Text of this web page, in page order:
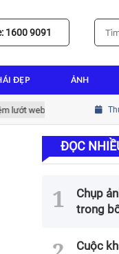
1600 9091
ĐẸP ẢNH
web tốt nhất
ĐỌC
Chụp
trong
Cuộc